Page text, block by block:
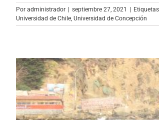
Por administrador septiembre 27, 2021
Universidad de Chile, Universidad de Concepción